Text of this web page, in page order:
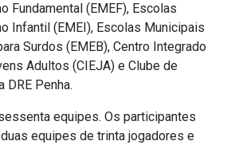
Fundamental (EMEF), Escolas
Infantil (EMEI), Escolas Municipais
Surdos (EMEB), Centro Integrado
Adultos (CIEJA) e Clube de
DRE Penha.
equipes. Os participantes
equipes de trinta jogadores e